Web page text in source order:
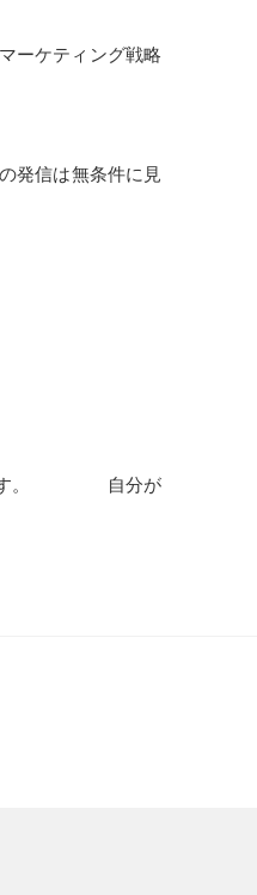
ーケティング戦略
発信は無条件に見
ります。 自分が